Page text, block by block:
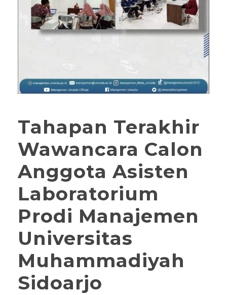
Tahapan Terakhir
Wawancara Calon
Anggota Asisten
Laboratorium
Prodi Manajemen
Universitas
Muhammadiyah
Sidoarjo